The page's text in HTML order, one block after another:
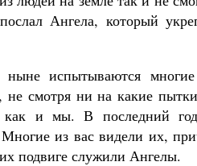
Ангела, который
ныне испытываются
смотря ни на какие
и мы. В последний
из вас видели их,
подвиге служили Ангелы.